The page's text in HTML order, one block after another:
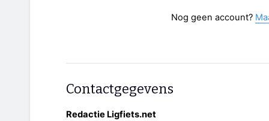
Nog geen account?
Contactgegevens
Redactie Ligfiets.net